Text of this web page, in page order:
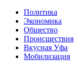
Политика
Экономика
Общество
Происшествия
Вкусная Уфа
Мобилизация